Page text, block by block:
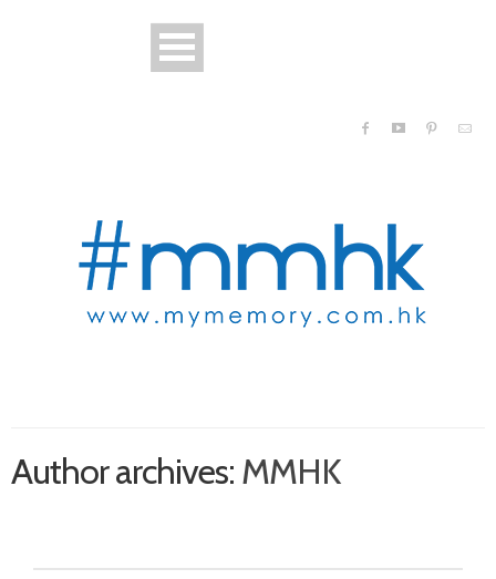
Author archives: MMHK